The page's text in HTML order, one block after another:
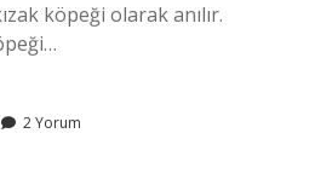
köpeği olarak anılır.
2 Yorum